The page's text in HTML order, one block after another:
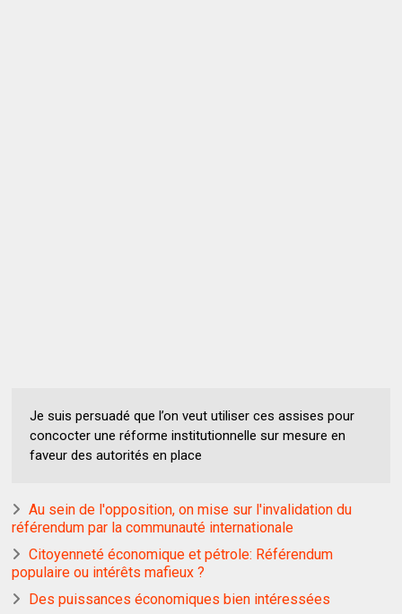
Je suis persuadé que l’on veut utiliser ces assises pour
concocter une réforme institutionnelle sur mesure en
faveur des autorités en place
Au sein de l'opposition, on mise sur l'invalidation du
référendum par la communauté internationale
Citoyenneté économique et pétrole: Référendum
populaire ou intérêts mafieux ?
Des puissances économiques bien intéressées